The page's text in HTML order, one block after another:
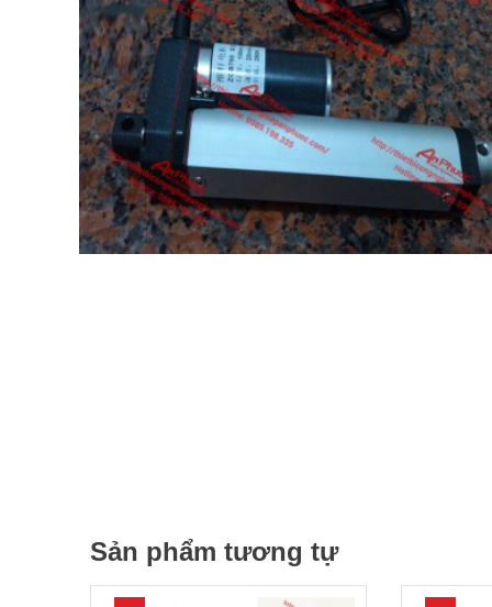
Sản phẩm tương tự